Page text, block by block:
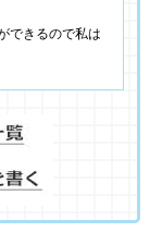
できるので私は